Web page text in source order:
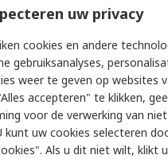
Email
uw privacy
cookies en andere
gebruiksanalyses,
weer te geven op websites
accepteren" te klikken,
voor de verwerking van
kunt uw cookies selecteren
Als u dit niet wilt, klikt